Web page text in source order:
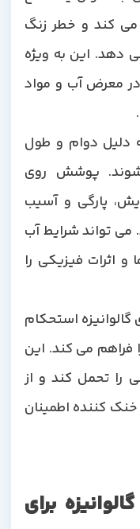
کند و خطر زنگ
دهد. این به ویژه
معرض آب و مواد
دلیل دوام و طول
شوند. پوشش روی
پارگی و آسیب
تواند شرایط آب
اثرات فیزیکی را
گالوانیزه استحکام
فراهم می کند. این
را تحمل کند و از
خنک کننده اطمینان
برای